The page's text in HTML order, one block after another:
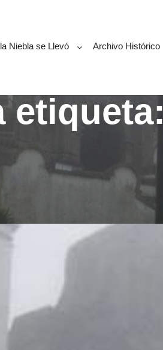
Niebla se Llevó Archivo Histórico
etiqueta: